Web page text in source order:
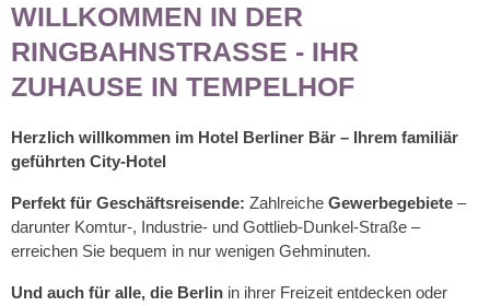
WILLKOMMEN IN DER
RINGBAHNSTRASSE - IHR
ZUHAUSE IN TEMPELHOF
Herzlich willkommen im Hotel Berliner Bär – Ihrem familiär
geführten City-Hotel
Perfekt für Geschäftsreisende: Zahlreiche Gewerbegebiete –
darunter Komtur-, Industrie- und Gottlieb-Dunkel-Straße –
erreichen Sie bequem in nur wenigen Gehminuten.
Und auch für alle, die Berlin in ihrer Freizeit entdecken oder